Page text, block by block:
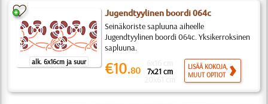
alk. 6x16cm ja suur
Jugendtyylinen boordi 064c
Seinäkoriste sapluuna aiheelle
Jugendtyylinen boordi 064c. Yksikerroksinen
sapluuna.
€10.80 7x21 cm
LISÄÄ KOKOJA,
MUUT OPTIOT